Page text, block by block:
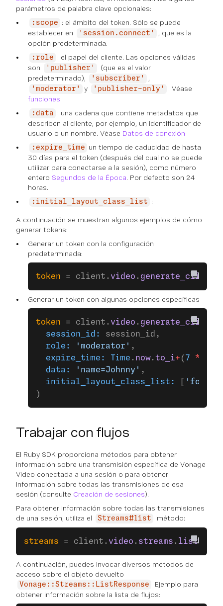
parámetros de palabra clave opcionales:
:scope
: el ámbito del token. Sólo se puede
establecer en
'session.connect'
, que es la
opción predeterminada.
:role
: el papel del cliente. Las opciones válidas
son
'publisher'
(que es el valor
predeterminado),
'subscriber' ,
'moderator' y 'publisher-only'
. Véase
funciones
:data
: una cadena que contiene metadatos que
describen al cliente, por ejemplo, un identificador de
usuario o un nombre. Véase Datos de conexión
:expire_time
un tiempo de caducidad de hasta
30 días para el token (después del cual no se puede
utilizar para conectarse a la sesión), como número
entero Segundos de la Época. Por defecto son 24
horas.
:initial_layout_class_list :
A continuación se muestran algunos ejemplos de cómo
generar tokens:
Generar un token con la configuración
predeterminada:
token = client. video .
Generar un token con algunas opciones específicas
token = client. video .
  session_id:
session_id,
  role:
'moderator' ,
  expire_time:
Time . now.to_i+ ( 7 *
  data:
'name=Johnny' ,
  initial_layout_class_list:
'focus'
)
Trabajar con flujos
El Ruby SDK proporciona métodos para obtener
información sobre una transmisión específica de Vonage
Video conectada a una sesión o para obtener
información sobre todas las transmisiones de esa
sesión (consulte Creación de sesiones).
Para obtener información sobre todas las transmisiones
de una sesión, utiliza el
Streams#list método:
streams = client. video . streams . list(
A continuación, puedes invocar diversos métodos de
acceso sobre el objeto devuelto
Vonage::Streams::ListResponse
Ejemplo para
obtener información sobre la lista de flujos: